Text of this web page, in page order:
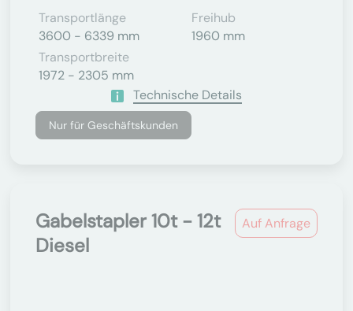
Transportlänge
3600 - 6339 mm
Freihub
1960 mm
Transportbreite
1972 - 2305 mm
Technische Details
Nur für Geschäftskunden
Auf Anfrage
Gabelstapler 10t - 12t
Diesel